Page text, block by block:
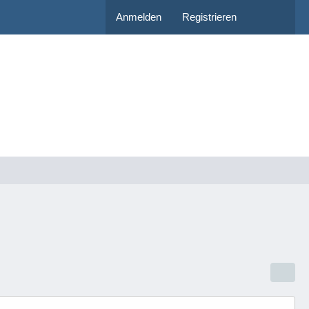
Anmelden Registrieren